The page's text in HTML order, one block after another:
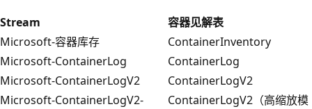
Stream
容器见解表
Microsoft-容器库存
ContainerInventory
Microsoft-ContainerLog
ContainerLog
Microsoft-ContainerLogV2
ContainerLogV2
Microsoft-ContainerLogV2-
ContainerLogV2（高缩放模